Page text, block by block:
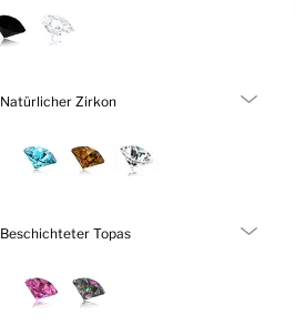
Natürlicher Zirkon
Beschichteter Topas